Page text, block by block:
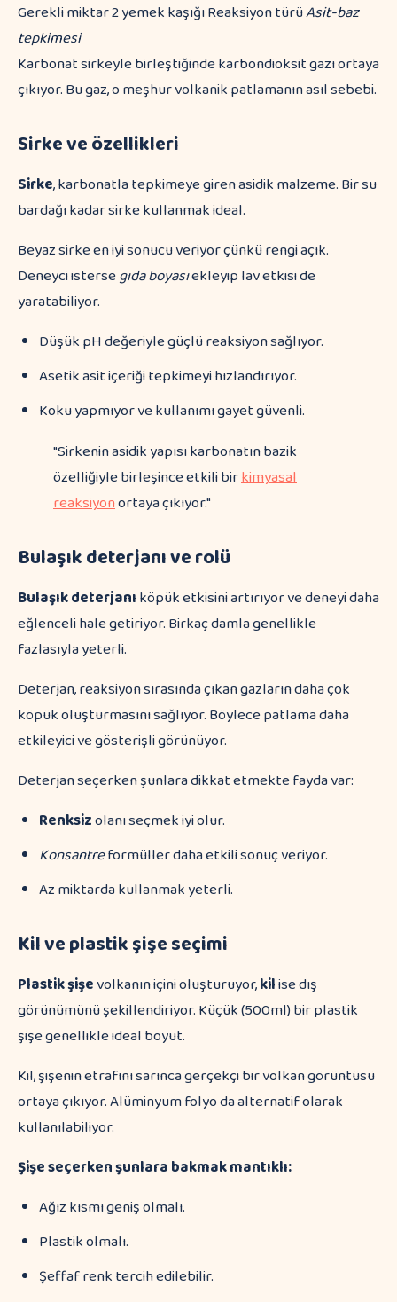
Gerekli miktar 2 yemek kaşığı Reaksiyon türüAsit-baz
tepkimesi
Karbonat sirkeyle birleştiğinde karbondioksit gazı ortaya
çıkıyor. Bu gaz, o meşhur volkanik patlamanın asıl sebebi.
Sirke ve özellikleri
Sirke, karbonatla tepkimeye giren asidik malzeme. Bir su
bardağı kadar sirke kullanmak ideal.
Beyaz sirke en iyi sonucu veriyor çünkü rengi açık.
Deneyci istersegıda boyasıekleyip lav etkisi de
yaratabiliyor.
Düşük pH değeriyle güçlü reaksiyon sağlıyor.
Asetik asit içeriği tepkimeyi hızlandırıyor.
Koku yapmıyor ve kullanımı gayet güvenli.
"Sirkenin asidik yapısı karbonatın bazik
özelliğiyle birleşince etkili birkimyasal
reaksiyonortaya çıkıyor."
Bulaşık deterjanı ve rolü
Bulaşık deterjanıköpük etkisini artırıyor ve deneyi daha
eğlenceli hale getiriyor. Birkaç damla genellikle
fazlasıyla yeterli.
Deterjan, reaksiyon sırasında çıkan gazların daha çok
köpük oluşturmasını sağlıyor. Böylece patlama daha
etkileyici ve gösterişli görünüyor.
Deterjan seçerken şunlara dikkat etmekte fayda var:
Renksizolanı seçmek iyi olur.
Konsantreformüller daha etkili sonuç veriyor.
Az miktarda kullanmak yeterli.
Kil ve plastik şişe seçimi
Plastik şişevolkanın içini oluşturuyor,kilise dış
görünümünü şekillendiriyor. Küçük (500ml) bir plastik
şişe genellikle ideal boyut.
Kil, şişenin etrafını sarınca gerçekçi bir volkan görüntüsü
ortaya çıkıyor. Alüminyum folyo da alternatif olarak
kullanılabiliyor.
Şişe seçerken şunlara bakmak mantıklı:
Ağız kısmı geniş olmalı.
Plastik olmalı.
Şeffaf renk tercih edilebilir.